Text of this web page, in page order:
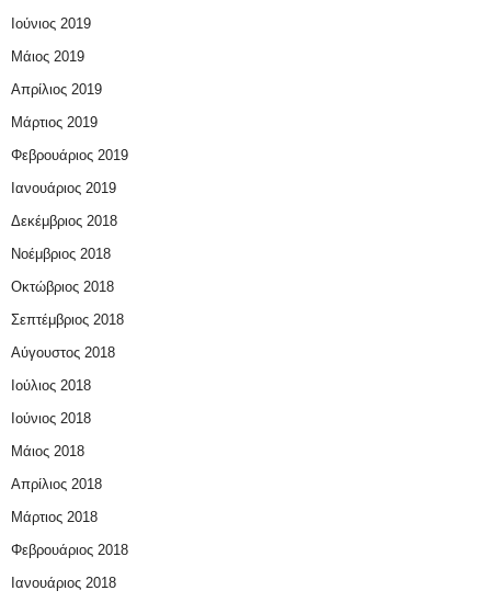
Ιούνιος 2019
Μάιος 2019
Απρίλιος 2019
Μάρτιος 2019
Φεβρουάριος 2019
Ιανουάριος 2019
Δεκέμβριος 2018
Νοέμβριος 2018
Οκτώβριος 2018
Σεπτέμβριος 2018
Αύγουστος 2018
Ιούλιος 2018
Ιούνιος 2018
Μάιος 2018
Απρίλιος 2018
Μάρτιος 2018
Φεβρουάριος 2018
Ιανουάριος 2018